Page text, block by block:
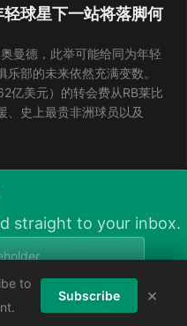
球星下一站将落脚何
曼德，此举可能给同为年轻
部的未来依然充满变数。
亿美元）的转会费从RB莱比
、史上最贵非洲球员以及
straight to your inbox.
to
Subscribe ×